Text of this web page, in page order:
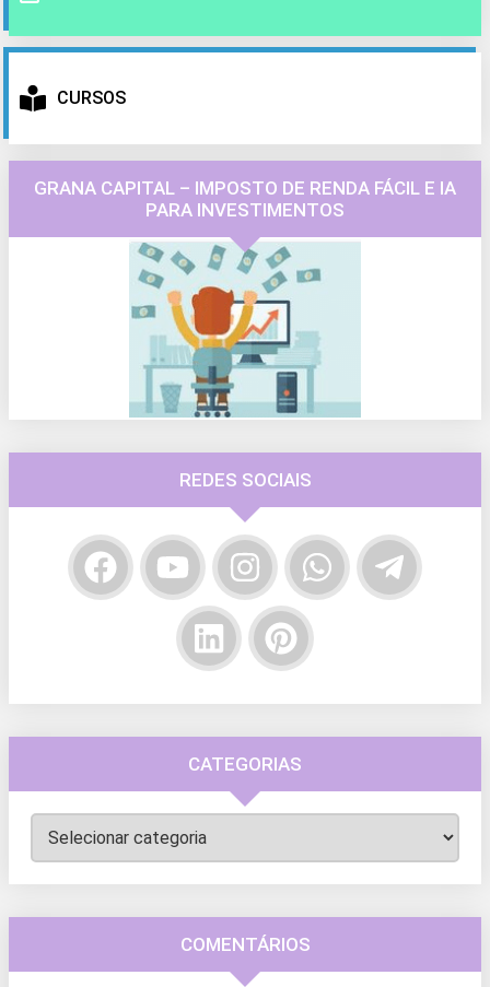
CURSOS
GRANA CAPITAL – IMPOSTO DE RENDA FÁCIL E IA
PARA INVESTIMENTOS
REDES SOCIAIS
CATEGORIAS
Categorias
COMENTÁRIOS